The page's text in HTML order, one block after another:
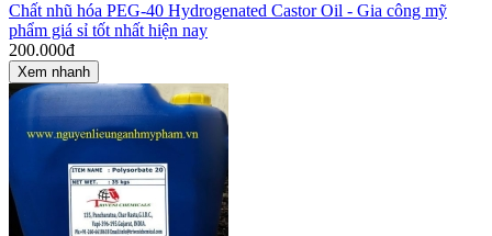
Chất nhũ hóa PEG-40 Hydrogenated Castor Oil - Gia công mỹ
phẩm giá sỉ tốt nhất hiện nay
200.000đ
Xem nhanh